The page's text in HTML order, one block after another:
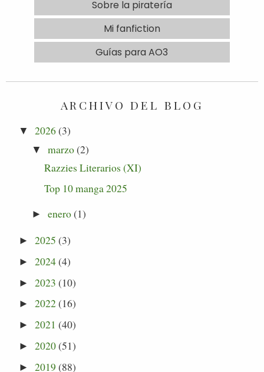
Sobre la piratería
Mi fanfiction
Guías para AO3
ARCHIVO DEL BLOG
▼ 2026(3)
▼ marzo(2)
Razzies Literarios (XI)
Top 10 manga 2025
► enero(1)
►2025 (3)
►2024(4)
►2023 (10)
►2022(16)
►2021 (40)
►2020(51)
►2019 (88)